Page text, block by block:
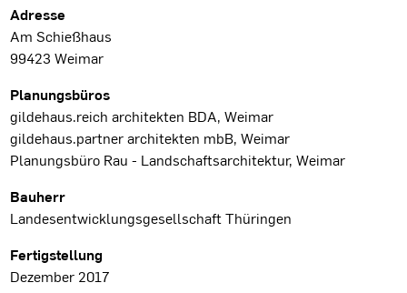
Projektdaten
Adresse
Am Schießhaus
99423 Weimar
Planungsbüros
gildehaus.reich architekten BDA, Weimar
gildehaus.partner architekten mbB, Weimar
Planungsbüro Rau - Landschaftsarchitektur, Weimar
Bauherr
Landesentwicklungsgesellschaft Thüringen
Fertigstellung
Dezember 2017